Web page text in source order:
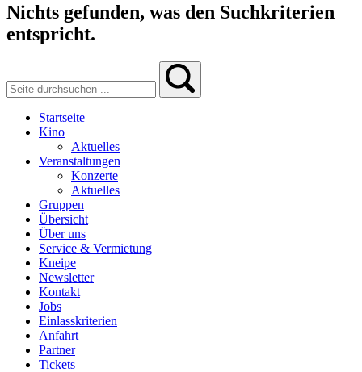
Nichts gefunden, was den Suchkriterien
entspricht.
Startseite
Kino
Aktuelles
Veranstaltungen
Konzerte
Aktuelles
Gruppen
Übersicht
Über uns
Service & Vermietung
Kneipe
Newsletter
Kontakt
Jobs
Einlasskriterien
Anfahrt
Partner
Tickets